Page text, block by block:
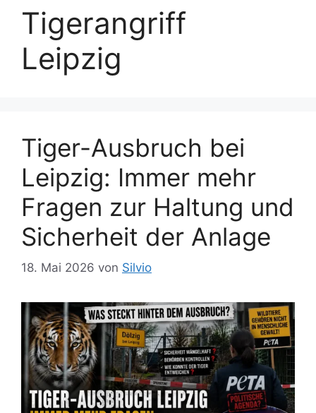
Tigerangriff
Leipzig
Tiger-Ausbruch bei
Leipzig: Immer mehr
Fragen zur Haltung und
Sicherheit der Anlage
18. Mai 2026 von Silvio